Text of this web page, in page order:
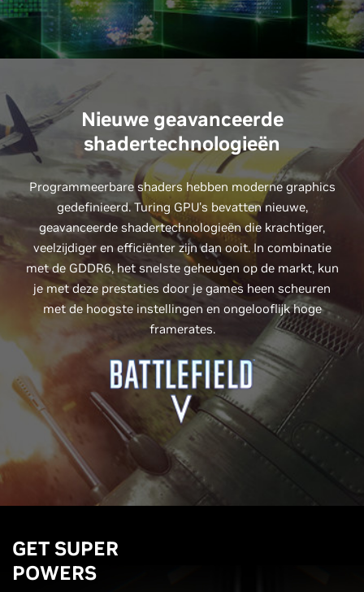
Nieuwe geavanceerde
shadertechnologieën
Programmeerbare shaders hebben moderne graphics
gedefinieerd. Turing GPU's bevatten nieuwe,
geavanceerde shadertechnologieën die krachtiger,
veelzijdiger en efficiënter zijn dan ooit. In combinatie
met de GDDR6, het snelste geheugen op de markt, kun
je met deze prestaties door je games heen scheuren
met de hoogste instellingen en ongelooflijk hoge
framerates.
GET SUPER
POWERS